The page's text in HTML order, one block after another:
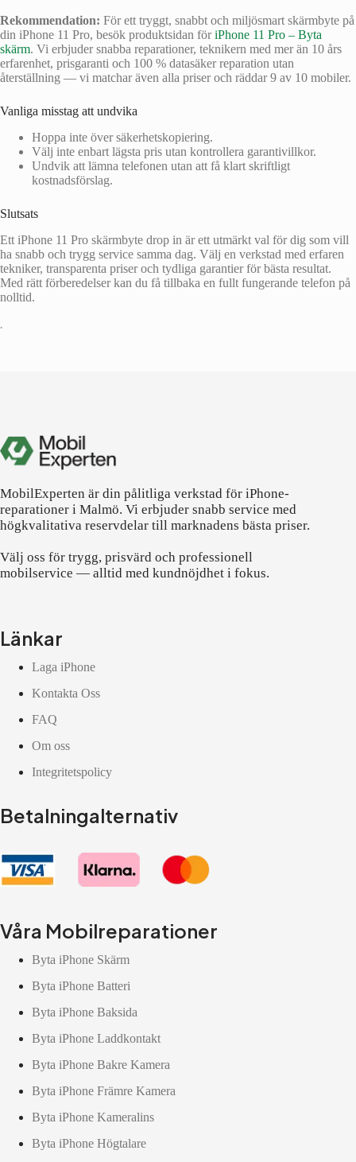
Rekommendation: För ett tryggt, snabbt och miljösmart skärmbyte på
din iPhone 11 Pro, besök produktsidan föriPhone 11 Pro – Byta
skärm. Vi erbjuder snabba reparationer, teknikern med mer än 10 års
erfarenhet, prisgaranti och 100 % datasäker reparation utan
återställning — vi matchar även alla priser och räddar 9 av 10 mobiler.
Vanliga misstag att undvika
Hoppa inte över säkerhetskopiering.
Välj inte enbart lägsta pris utan kontrollera garantivillkor.
Undvik att lämna telefonen utan att få klart skriftligt
kostnadsförslag.
Slutsats
Ett iPhone 11 Pro skärmbyte drop in är ett utmärkt val för dig som vill
ha snabb och trygg service samma dag. Välj en verkstad med erfaren
tekniker, transparenta priser och tydliga garantier för bästa resultat.
Med rätt förberedelser kan du få tillbaka en fullt fungerande telefon på
nolltid.
•
MobilExperten är din pålitliga verkstad för iPhone-
reparationer i Malmö. Vi erbjuder snabb service med
högkvalitativa reservdelar till marknadens bästa priser.
Välj oss för trygg, prisvärd och professionell
mobilservice — alltid med kundnöjdhet i fokus.
Länkar
Laga iPhone
Kontakta Oss
FAQ
Om oss
Integritetspolicy
Betalningalternativ
Våra Mobilreparationer
Byta iPhone Skärm
Byta iPhone Batteri
Byta iPhone Baksida
Byta iPhone Laddkontakt
Byta iPhone Bakre Kamera
Byta iPhone Främre Kamera
Byta iPhone Kameralins
Byta iPhone Högtalare